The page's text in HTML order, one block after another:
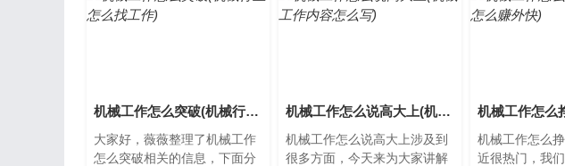
机械工作怎么突破(机械行业怎么找工作)
大家好，薇薇整理了机械工作
怎么突破相关的信息，下面分
机械工作怎么说高大上(机械工作内容怎么写)
机械工作怎么说高大上涉及到
很多方面，今天来为大家讲解
机械工作怎么
近很热门，我